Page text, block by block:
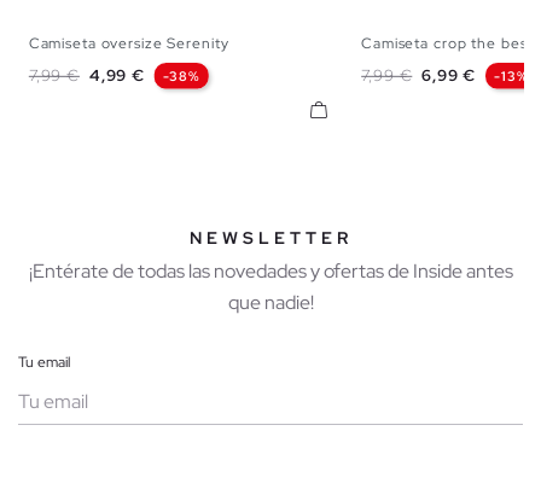
Camiseta oversize Serenity
Precio base
7,99 € Precio
4,99 € -38%
XS
Camiseta crop the best
Precio base
7,99 € Precio
6,99 € -13%
NEWSLETTER
¡Entérate de todas las novedades y ofertas de Inside antes
que nadie!
Tu email